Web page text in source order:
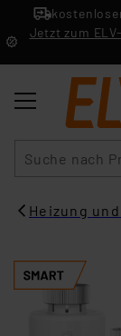
Jetzt zum
Heizung